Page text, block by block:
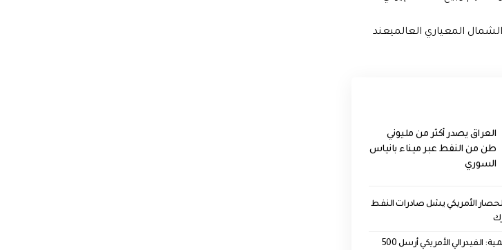
المعياري العالميعند
العراق يصدر أكثر من مليوني
طن من النفط عبر ميناء بانياس
السوري
الأمريكي يشل صادرات النفط
وكالة الأنباء الرسمية: الفيدرالي الأمريكي أرسل 500